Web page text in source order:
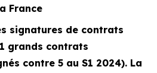
France
signatures de contrats
grands contrats
contre 5 au S1 2024). La